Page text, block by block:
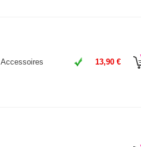
Accessoires 13,90 €